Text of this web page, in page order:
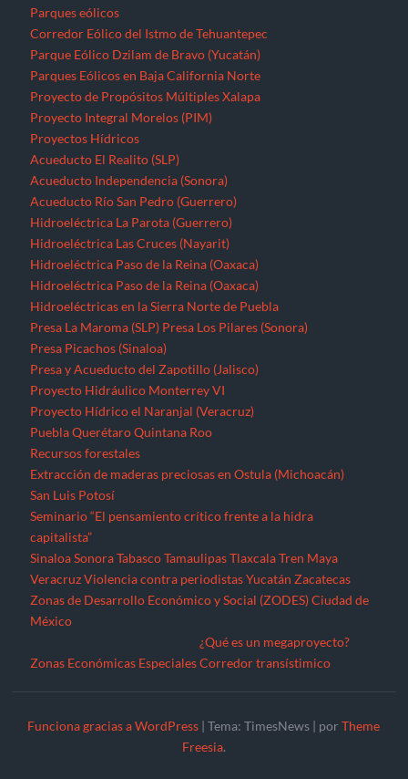
Parques eólicos
Corredor Eólico del Istmo de Tehuantepec
Parque Eólico Dzilam de Bravo (Yucatán)
Parques Eólicos en Baja California Norte
Proyecto de Propósitos Múltiples Xalapa
Proyecto Integral Morelos (PIM)
Proyectos Hídricos
Acueducto El Realito (SLP)
Acueducto Independencia (Sonora)
Acueducto Río San Pedro (Guerrero)
Hidroeléctrica La Parota (Guerrero)
Hidroeléctrica Las Cruces (Nayarit)
Hidroeléctrica Paso de la Reina (Oaxaca)
Hidroeléctrica Paso de la Reina (Oaxaca)
Hidroeléctricas en la Sierra Norte de Puebla
Presa La Maroma (SLP) Presa Los Pilares (Sonora)
Presa Picachos (Sinaloa)
Presa y Acueducto del Zapotillo (Jalisco)
Proyecto Hidráulico Monterrey VI
Proyecto Hídrico el Naranjal (Veracruz)
Puebla Querétaro Quintana Roo
Recursos forestales
Extracción de maderas preciosas en Ostula (Michoacán)
San Luis Potosí
Seminario “El pensamiento crítico frente a la hidra
capitalista”
Sinaloa Sonora Tabasco Tamaulipas Tlaxcala Tren Maya
Veracruz Violencia contra periodistas Yucatán Zacatecas
Zonas de Desarrollo Económico y Social (ZODES) Ciudad de
México
Zonas Económicas Especiales
¿Qué es un megaproyecto?
Corredor transístimico
Funciona gracias a WordPress |Tema: TimesNews | porTheme
Freesia.